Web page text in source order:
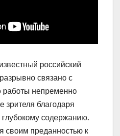
российский
связано с
работы непременно
зрителя благодаря
содержанию.
своим преданностью к